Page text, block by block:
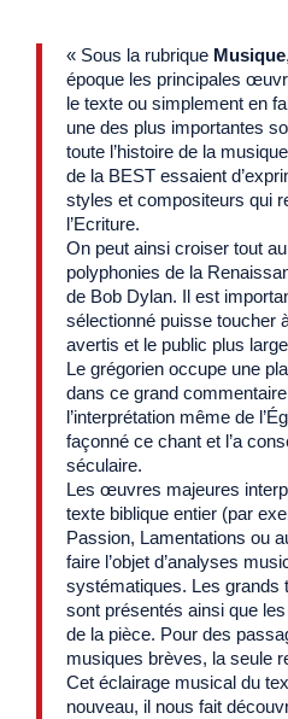
« Sous la rubrique Musique
époque les principales
le texte ou simplement en
une des plus importantes
toute l’histoire de la
de la BEST essaient
styles et compositeurs qui
l’Ecriture.
On peut ainsi croiser tout
polyphonies de la
de Bob Dylan. Il est
sélectionné puisse toucher
avertis et le public plus
Le grégorien occupe une
dans ce grand
l’interprétation même de
façonné ce chant et l’a
séculaire.
Les œuvres majeures
texte biblique entier (par
Passion, Lamentations ou
faire l’objet d’analyses
systématiques. Les grands
sont présentés ainsi que
de la pièce. Pour des
musiques brèves, la seule
Cet éclairage musical du
nouveau, il nous fait